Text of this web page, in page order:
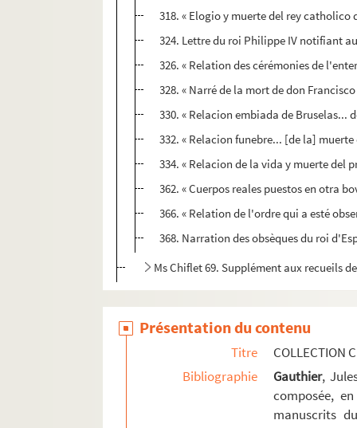
318. « Elogio y muerte del rey catholico
324. Lettre du roi Philippe IV notifiant
326. « Relation des cérémonies de
328. « Narré de la mort de don
330. « Relacion embiada de Bruselas...
332. « Relacion funebre... [de la]
334. « Relacion de la vida y muerte del
362. « Cuerpos reales puestos en otra
366. « Relation de l'ordre qui a esté
368. Narration des obsèques du roi
Ms Chiflet 69. Supplément aux recueils
Présentation du contenu
Titre
COLLECTION
Bibliographie
Gauthier,
composée,
manuscrits